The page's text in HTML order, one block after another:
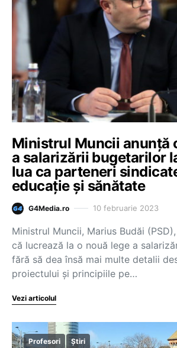
Ministrul Muncii anunță
a salarizării bugetarilor
lua ca parteneri
educație și sănătate
G4Media.ro 10 februarie 2023
Ministrul Muncii, Marius Budăi
că lucrează la o nouă lege a
fără să dea însă mai multe detalii
proiectului și principiile pe…
Vezi articolul
Profesori Știri